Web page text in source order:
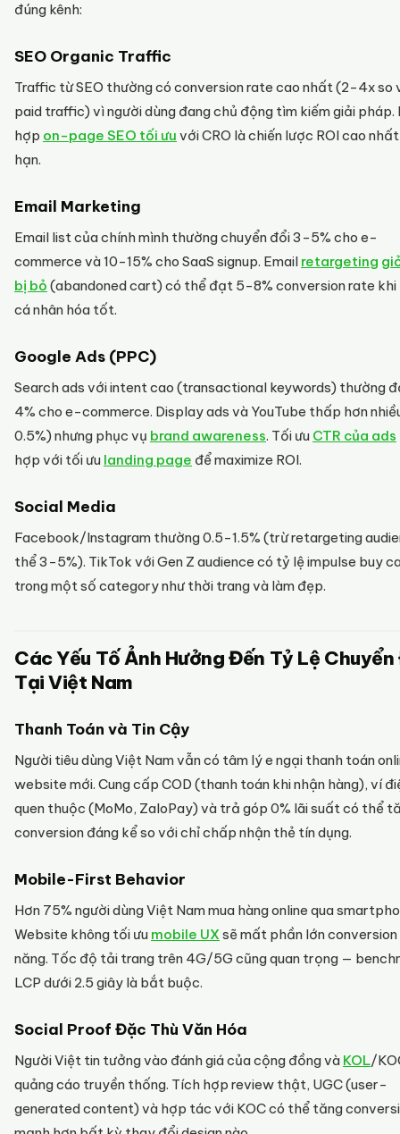
đúng kênh:
SEO Organic Traffic
Traffic từ SEO thường có conversion rate cao nhất (2-4x so
paid traffic) vì người dùng đang chủ động tìm kiếm giải pháp.
hợp on-page SEO tối ưu với CRO là chiến lược ROI cao
hạn.
Email Marketing
Email list của chính mình thường chuyển đổi 3-5% cho e-
commerce và 10-15% cho SaaS signup. Email retargeting
bị bỏ (abandoned cart) có thể đạt 5-8% conversion rate
cá nhân hóa tốt.
Google Ads (PPC)
Search ads với intent cao (transactional keywords) thường
4% cho e-commerce. Display ads và YouTube thấp hơn
0.5%) nhưng phục vụ brand awareness. Tối ưu CTR của ads
hợp với tối ưu landing page để maximize ROI.
Social Media
Facebook/Instagram thường 0.5-1.5% (trừ retargeting
thể 3-5%). TikTok với Gen Z audience có tỷ lệ impulse buy
trong một số category như thời trang và làm đẹp.
Các Yếu Tố Ảnh Hưởng Đến Tỷ Lệ
Tại Việt Nam
Thanh Toán và Tin Cậy
Người tiêu dùng Việt Nam vẫn có tâm lý e ngại thanh toán
website mới. Cung cấp COD (thanh toán khi nhận hàng), ví
quen thuộc (MoMo, ZaloPay) và trả góp 0% lãi suất có thể
conversion đáng kể so với chỉ chấp nhận thẻ tín dụng.
Mobile-First Behavior
Hơn 75% người dùng Việt Nam mua hàng online qua
Website không tối ưu mobile UX sẽ mất phần lớn
năng. Tốc độ tải trang trên 4G/5G cũng quan trọng —
LCP dưới 2.5 giây là bắt buộc.
Social Proof Đặc Thù Văn Hóa
Người Việt tin tưởng vào đánh giá của cộng đồng và KOL/
quảng cáo truyền thống. Tích hợp review thật, UGC (user-
generated content) và hợp tác với KOC có thể tăng